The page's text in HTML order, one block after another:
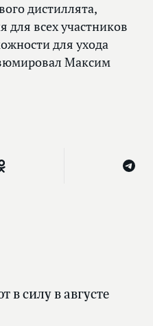
дистиллята,
для всех участников
для ухода
Максим
в силу в августе